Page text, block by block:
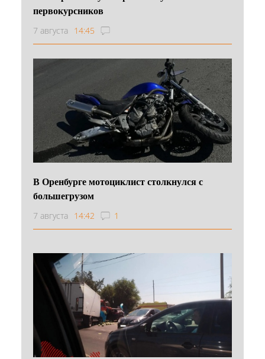
первокурсников
7 августа 14:45
В Оренбурге мотоциклист столкнулся с
большегрузом
7 августа 14:42 1